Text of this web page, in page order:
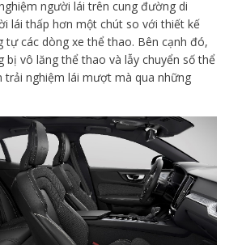
người lái trên cung đường di
lái thấp hơn một chút so với thiết kế
các dòng xe thể thao. Bên cạnh đó,
bị vô lăng thể thao và lẫy chuyển số thể
trải nghiệm lái mượt mà qua những